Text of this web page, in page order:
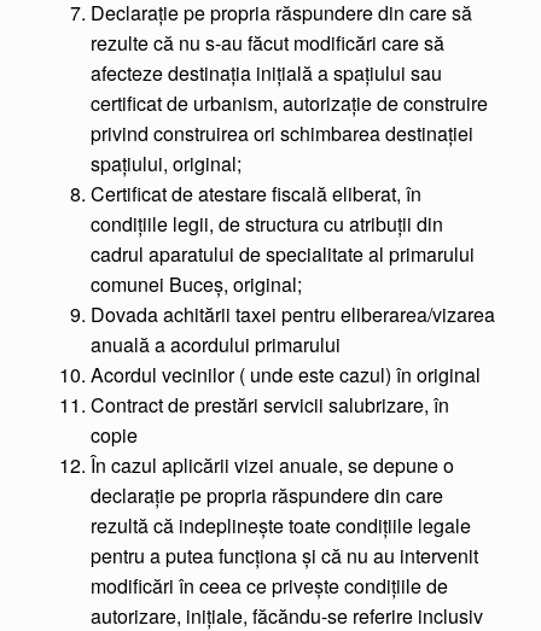
Declaraţie pe propria răspundere din care să
rezulte că nu s-au făcut modificări care să
afecteze destinaţia iniţială a spaţiului sau
certificat de urbanism, autorizaţie de construire
privind construirea ori schimbarea destinaţiei
spaţiului, original;
Certificat de atestare fiscală eliberat, în
condiţiile legii, de structura cu atribuţii din
cadrul aparatului de specialitate al primarului
comunei Buceș, original;
Dovada achitării taxei pentru eliberarea/vizarea
anuală a acordului primarului
Acordul vecinilor ( unde este cazul) în original
Contract de prestări servicii salubrizare, în
copie
În cazul aplicării vizei anuale, se depune o
declaraţie pe propria răspundere din care
rezultă că indeplineşte toate condiţiile legale
pentru a putea funcţiona şi că nu au intervenit
modificări în ceea ce priveşte condiţiile de
autorizare, iniţiale, făcăndu-se referire inclusiv